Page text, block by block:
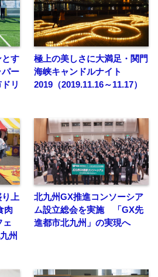
す
パー
リ
極上の美しさに大満足・関門
海峡キャンドルナイト
2019（2019.11.16～11.17）
上
肉
ェ
州
北九州GX推進コンソーシア
ム設立総会を実施 「GX先
進都市北九州」の実現へ